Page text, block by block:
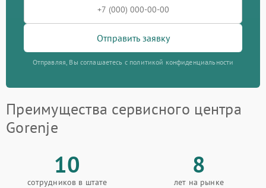
Отправить заявку
Отправляя, Вы соглашаетесь с политикой конфиденциальности
Преимущества сервисного центра
Gorenje
10
сотрудников в штате
8
лет на рынке